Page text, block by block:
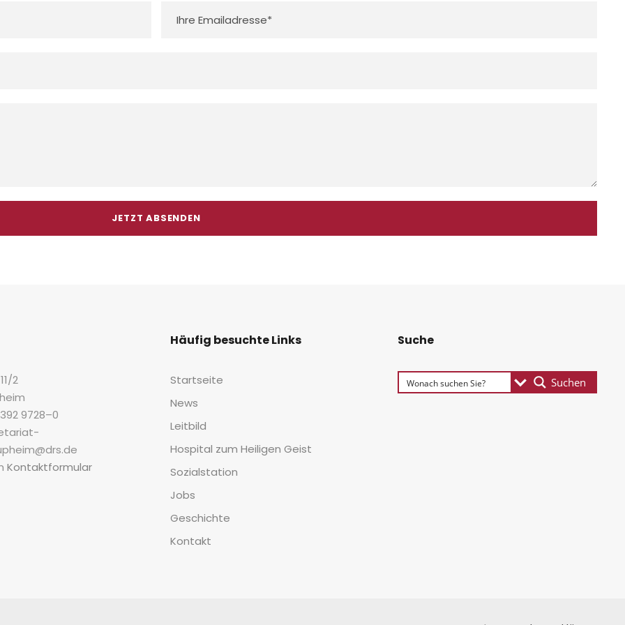
2
9728–0
Kon­takt­for­mu­lar
Häu­fig besuch­te Links
Start­sei­te
News
Leit­bild
Hos­pi­tal zum Hei­li­gen Geist
Sozi­al­sta­ti­on
Jobs
Geschich­te
Kon­takt
Suche
Suchen